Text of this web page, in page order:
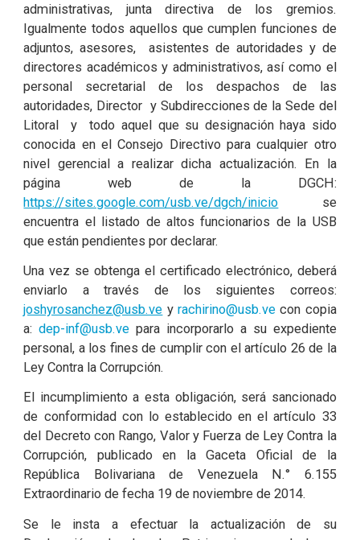
administrativas, junta directiva de los gremios.
Igualmente todos aquellos que cumplen funciones de
adjuntos, asesores, asistentes de autoridades y de
directores académicos y administrativos, así como el
personal secretarial de los despachos de las
autoridades, Director y Subdirecciones de la Sede del
Litoral y todo aquel que su designación haya sido
conocida en el Consejo Directivo para cualquier otro
nivel gerencial a realizar dicha actualización. En la
página web de la DGCH:
https://sites.google.com/usb.ve/dgch/inicio
se
encuentra el listado de altos funcionarios de la USB
que están pendientes por declarar.
Una vez se obtenga el certificado electrónico, deberá
enviarlo a través de los siguientes correos:
joshyrosanchez@usb.ve y rachirino@usb.ve con copia
a: dep-inf@usb.ve para incorporarlo a su expediente
personal, a los fines de cumplir con el artículo 26 de la
Ley Contra la Corrupción.
El incumplimiento a esta obligación, será sancionado
de conformidad con lo establecido en el artículo 33
del Decreto con Rango, Valor y Fuerza de Ley Contra la
Corrupción, publicado en la Gaceta Oficial de la
República Bolivariana de Venezuela N.° 6.155
Extraordinario de fecha 19 de noviembre de 2014.
Se le insta a efectuar la actualización de su